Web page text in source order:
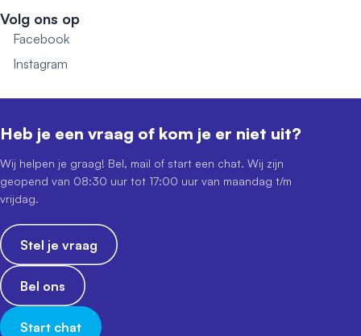
Volg ons op
Facebook
Instagram
Heb je een vraag of kom je er niet uit?
Wij helpen je graag! Bel, mail of start een chat. Wij zijn
geopend van 08:30 uur tot 17:00 uur van maandag t/m
vrijdag.
Stel je vraag
Bel ons
Start chat